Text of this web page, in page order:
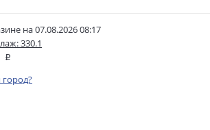
на 07.08.2026 08:17
330.1
город?